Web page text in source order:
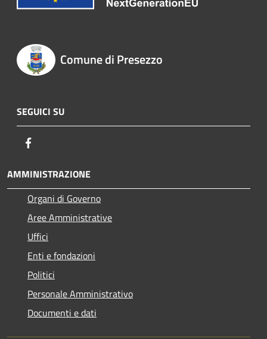
Comune di Presezzo
SEGUICI SU
AMMINISTRAZIONE
Organi di Governo
Aree Amministrative
Uffici
Enti e fondazioni
Politici
Personale Amministrativo
Documenti e dati